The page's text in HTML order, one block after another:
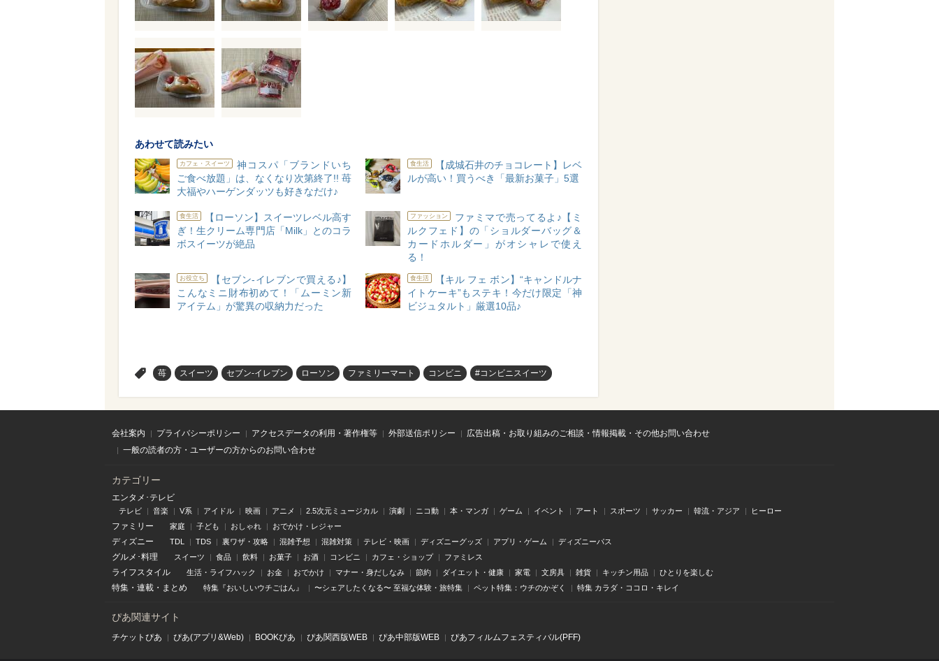
あわせて読みたい
カフェ・スイーツ
神コスパ「ブランドいち
ご食べ放題」は、なくなり次第終了!! 苺
大福やハーゲンダッツも好きなだけ♪
食生活
【成城石井のチョコレート】レベ
ルが高い！買うべき「最新お菓子」5選
食生活
【ローソン】スイーツレベル高す
ぎ！生クリーム専門店「Milk」とのコラ
ボスイーツが絶品
ファッション
ファミマで売ってるよ♪【ミ
ルクフェド】の「ショルダーバッグ＆
カードホルダー」がオシャレで使え
る！
お役立ち
【セブン-イレブンで買える♪】
こんなミニ財布初めて！「ムーミン新
アイテム」が驚異の収納力だった
食生活
【キル フェ ボン】“キャンドルナ
イトケーキ”もステキ！今だけ限定「神
ビジュタルト」厳選10品♪
苺 スイーツ セブン-イレブン ローソン ファミリーマート コンビニ #コンビニスイーツ
会社案内 プライバシーポリシー アクセスデータの利用・著作権等 外部送信ポリシー
広告出稿・お取り組みのご相談・情報掲載・その他お問い合わせ
一般の読者の方・ユーザーの方からのお問い合わせ
カテゴリー
エンタメ･テレビ
テレビ 音楽 V系 アイドル 映画 アニメ 2.5次元ミュージカル 演劇 ニコ動 本・マンガ ゲーム イベント アート スポーツ サッカー 韓流・アジア ヒーロー
ファミリー 家庭 子ども おしゃれ おでかけ・レジャー
ディズニー TDL TDS 裏ワザ・攻略 混雑予想 混雑対策 テレビ・映画 ディズニーグッズ アプリ・ゲーム ディズニーパス
グルメ･料理 スイーツ 食品 飲料 お菓子 お酒 コンビニ カフェ・ショップ ファミレス
ライフスタイル 生活・ライフハック お金 おでかけ マナー・身だしなみ 節約 ダイエット・健康 家電 文房具 雑貨 キッチン用品 ひとりを楽しむ
特集 ・ 連載 ・ まとめ 特集『おいしいウチごはん』 〜シェアしたくなる〜 至福な体験・旅特集 ペット特集：ウチのかぞく 特集 カラダ・ココロ・キレイ
ぴあ関連サイト
チケットぴあ ぴあ(アプリ&Web) BOOKぴあ ぴあ関⻄版WEB ぴあ中部版WEB ぴあフィルムフェスティバル(PFF)